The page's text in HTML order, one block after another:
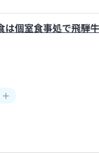
は個室食事処で飛騨